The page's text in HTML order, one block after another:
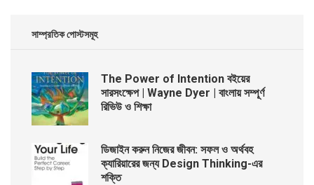
সাম্প্রতিক পোস্টসমূহ
The Power of Intention বইয়ের
সারসংক্ষেপ | Wayne Dyer | বাংলায় সম্পূর্ণ
রিভিউ ও শিক্ষা
ডিজাইন করুন নিজের জীবন: সফল ও অর্থবহ
ক্যারিয়ারের জন্য Design Thinking-এর
শক্তি